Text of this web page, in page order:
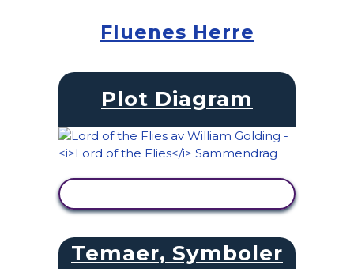
Fluenes Herre
Plot Diagram
Temaer, Symboler